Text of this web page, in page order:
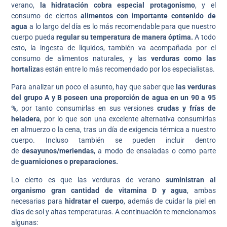
verano, la hidratación cobra especial protagonismo, y el
consumo de ciertos alimentos con importante contenido de
agua a lo largo del día es lo más recomendable para que nuestro
cuerpo pueda regular su temperatura de manera óptima.A todo
esto, la ingesta de líquidos, también va acompañada por el
consumo de alimentos naturales, y las verduras como las
hortalizas están entre lo más recomendado por los especialistas.
Para analizar un poco el asunto, hay que saber que las verduras
del grupo A y B poseen una proporción de agua en un 90 a 95
%, por tanto consumirlas en sus versionescrudas y frías de
heladera, por lo que son una excelente alternativa consumirlas
en almuerzo o la cena, tras un día de exigencia térmica a nuestro
cuerpo. Incluso también se pueden incluir dentro
de desayunos/meriendas, a modo de ensaladas o como parte
deguarniciones o preparaciones.
Lo cierto es que las verduras de verano suministran al
organismo gran cantidad de vitamina D y agua, ambas
necesarias para hidratar el cuerpo, además de cuidar la piel en
días de sol y altas temperaturas. A continuación te mencionamos
algunas: